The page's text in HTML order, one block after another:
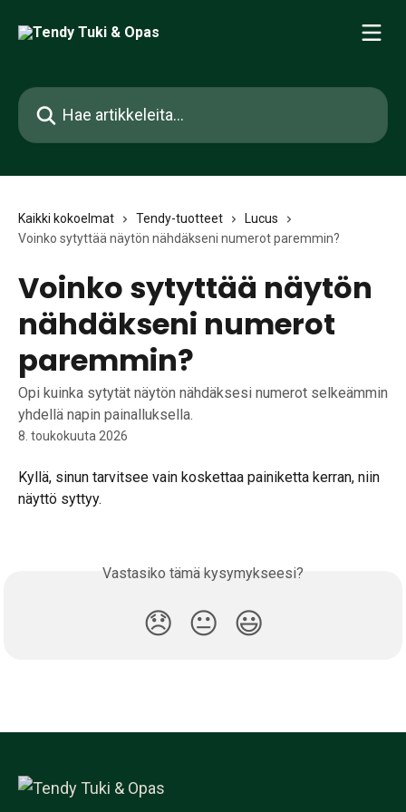
Hae artikkeleita...
Kaikki kokoelmat Tendy-tuotteet
Lucus
Voinko sytyttää näytön nähdäkseni numerot paremmin?
Voinko sytyttää näytön
nähdäkseni numerot
paremmin?
Opi kuinka sytytät näytön nähdäksesi numerot selkeämmin
yhdellä napin painalluksella.
8. toukokuuta 2026
Kyllä, sinun tarvitsee vain koskettaa painiketta kerran, niin
näyttö syttyy.
Vastasiko tämä kysymykseesi?
😞 😐 😃